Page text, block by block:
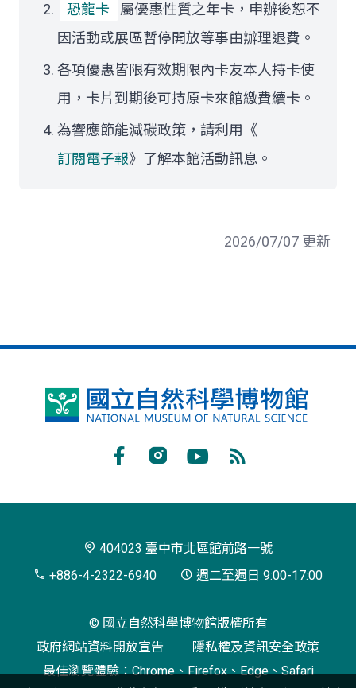
恐龍卡
屬優惠性質之年卡，申辦後恕不
因活動或展區暫停開放等事由辦理退費。
各項優惠皆限有效期限內卡友本人持卡使
用，卡片到期後可持原卡來館繳費續卡。
為響應節能減碳政策，請利用《
訂閱電子報》了解本館活動訊息。
2026/07/07 更新
國
博
閱
404023 臺中市北區館前路一號
+886-4-2322-6940
週二至週日 9:00-17:00
© 國立自然科學博物館版權所有
政府網站資料開放宣告
隱私權及資訊安全政策
最佳瀏覽體驗：Chrome、Firefox、Edge、Safari